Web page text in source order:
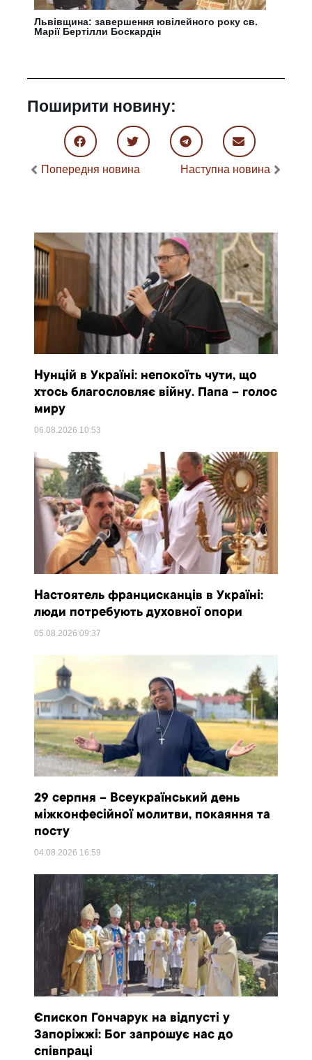
Львівщина: завершення ювілейного року св.
Марії Бертілли Боскардін
Поширити новину:
Попередня новина Наступна новина
Нунцій в Україні: непокоїть чути, що
хтось благословляє війну. Папа – голос
миру
06.08.2026 10:53
Настоятель францисканців в Україні:
люди потребують духовної опори
05.08.202609:37
29 серпня – Всеукраїнський день
міжконфесійної молитви, покаяння та
посту
04.08.2026 16:59
Єпископ Гончарук на відпусті у
Запоріжжі: Бог запрошує нас до
співпраці